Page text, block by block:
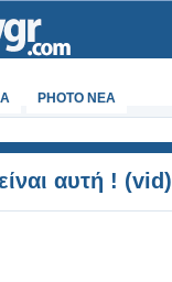
PHOTO NEA
αυτή ! (vid)